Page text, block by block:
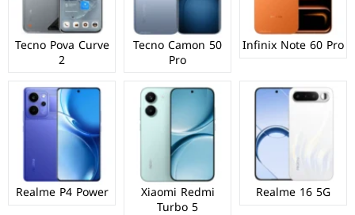
Infinix Note 60 Pro
Tecno Camon 50
Pro
Tecno Pova Curve
2
Realme 16 5G
Xiaomi Redmi
Turbo 5
Realme P4 Power